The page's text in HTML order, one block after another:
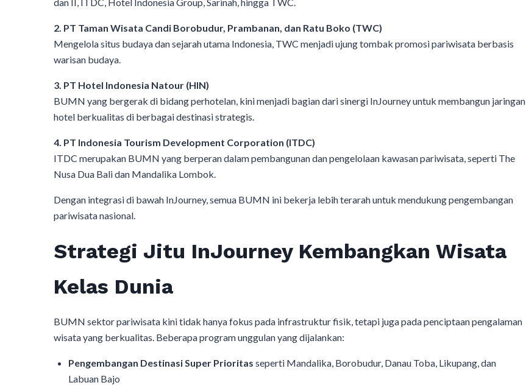
2. PT Taman Wisata Candi Borobudur, Prambanan, dan Ratu Boko (TWC)
Mengelola situs budaya dan sejarah utama Indonesia, TWC menjadi ujung tombak promosi pariwisata berbasis
warisan budaya.
3. PT Hotel Indonesia Natour (HIN)
BUMN yang bergerak di bidang perhotelan, kini menjadi bagian dari sinergi InJourney untuk membangun jaringan
hotel berkualitas di berbagai destinasi strategis.
4. PT Indonesia Tourism Development Corporation (ITDC)
ITDC merupakan BUMN yang berperan dalam pembangunan dan pengelolaan kawasan pariwisata, seperti The
Nusa Dua Bali dan Mandalika Lombok.
Dengan integrasi di bawah InJourney, semua BUMN ini bekerja lebih terarah untuk mendukung pengembangan
pariwisata nasional.
Strategi Jitu InJourney Kembangkan Wisata
Kelas Dunia
BUMN sektor pariwisata kini tidak hanya fokus pada infrastruktur fisik, tetapi juga pada penciptaan pengalaman
wisata yang berkualitas. Beberapa program unggulan yang dijalankan:
Pengembangan Destinasi Super Prioritas seperti Mandalika, Borobudur, Danau Toba, Likupang, dan
Labuan Bajo